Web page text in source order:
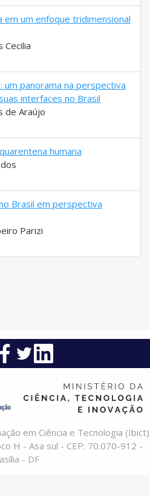
em um enfoque tridimensional
Cecilia
um panorama na perspectiva
interfaces no Brasil
de Araújo
humana
Brasil em perspectiva
Parizi
em Ciência e Tecnologia (Ibict)
H - Asa sul - CEP: 70.070-912 -
- DF